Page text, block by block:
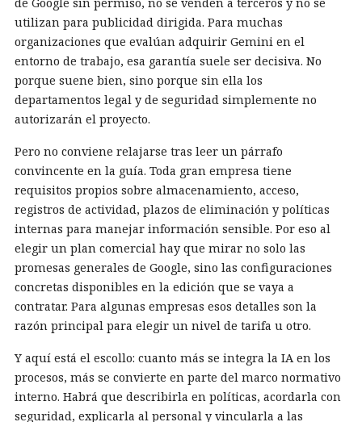
de Google sin permiso, no se venden a terceros y no se
utilizan para publicidad dirigida. Para muchas
organizaciones que evalúan adquirir Gemini en el
entorno de trabajo, esa garantía suele ser decisiva. No
porque suene bien, sino porque sin ella los
departamentos legal y de seguridad simplemente no
autorizarán el proyecto.
Pero no conviene relajarse tras leer un párrafo
convincente en la guía. Toda gran empresa tiene
requisitos propios sobre almacenamiento, acceso,
registros de actividad, plazos de eliminación y políticas
internas para manejar información sensible. Por eso al
elegir un plan comercial hay que mirar no solo las
promesas generales de Google, sino las configuraciones
concretas disponibles en la edición que se vaya a
contratar. Para algunas empresas esos detalles son la
razón principal para elegir un nivel de tarifa u otro.
Y aquí está el escollo: cuanto más se integra la IA en los
procesos, más se convierte en parte del marco normativo
interno. Habrá que describirla en políticas, acordarla con
seguridad, explicarla al personal y vincularla a las